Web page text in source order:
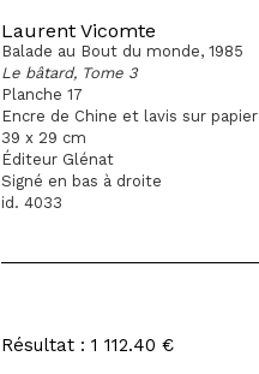
Laurent Vicomte
Balade au Bout du monde, 1985
Le bâtard, Tome 3
Planche 17
Encre de Chine et lavis sur papier
39 x 29 cm
Éditeur Glénat
Signé en bas à droite
id. 4033
Résultat : 1 112.40 €